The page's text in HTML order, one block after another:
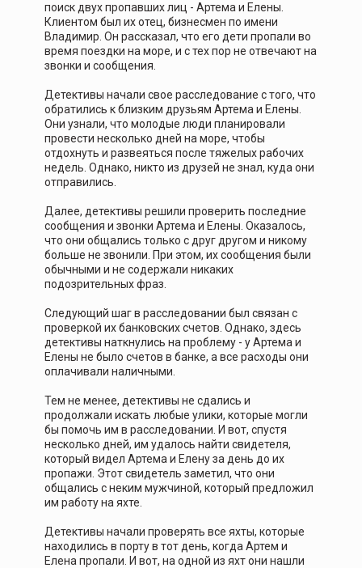
поиск двух пропавших лиц - Артема и Елены.
Клиентом был их отец, бизнесмен по имени
Владимир. Он рассказал, что его дети пропали во
время поездки на море, и с тех пор не отвечают на
звонки и сообщения.
Детективы начали свое расследование с того, что
обратились к близким друзьям Артема и Елены.
Они узнали, что молодые люди планировали
провести несколько дней на море, чтобы
отдохнуть и развеяться после тяжелых рабочих
недель. Однако, никто из друзей не знал, куда они
отправились.
Далее, детективы решили проверить последние
сообщения и звонки Артема и Елены. Оказалось,
что они общались только с друг другом и никому
больше не звонили. При этом, их сообщения были
обычными и не содержали никаких
подозрительных фраз.
Следующий шаг в расследовании был связан с
проверкой их банковских счетов. Однако, здесь
детективы наткнулись на проблему - у Артема и
Елены не было счетов в банке, а все расходы они
оплачивали наличными.
Тем не менее, детективы не сдались и
продолжали искать любые улики, которые могли
бы помочь им в расследовании. И вот, спустя
несколько дней, им удалось найти свидетеля,
который видел Артема и Елену за день до их
пропажи. Этот свидетель заметил, что они
общались с неким мужчиной, который предложил
им работу на яхте.
Детективы начали проверять все яхты, которые
находились в порту в тот день, когда Артем и
Елена пропали. И вот, на одной из яхт они нашли